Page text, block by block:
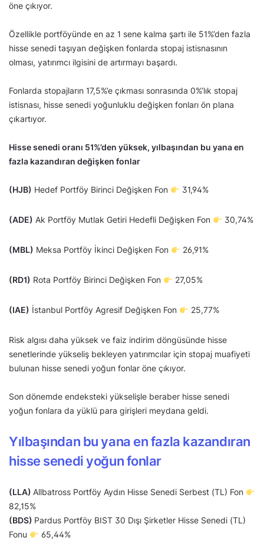
öne çıkıyor.
Özellikle portföyünde en az 1 sene kalma şartı ile 51%’den fazla
hisse senedi taşıyan değişken fonlarda stopaj istisnasının
olması, yatırımcı ilgisini de artırmayı başardı.
Fonlarda stopajların 17,5%’e çıkması sonrasında 0%’lık stopaj
istisnası, hisse senedi yoğunluklu değişken fonları ön plana
çıkartıyor.
Hisse senedi oranı 51%’den yüksek, yılbaşından bu yana en
fazla kazandıran değişken fonlar
(HJB) Hedef Portföy Birinci Değişken Fon 31,94%
(ADE) Ak Portföy Mutlak Getiri Hedefli Değişken Fon 30,74%
(MBL) Meksa Portföy İkinci Değişken Fon 26,91%
(RD1) Rota Portföy Birinci Değişken Fon 27,05%
(IAE) İstanbul Portföy Agresif Değişken Fon 25,77%
Risk algısı daha yüksek ve faiz indirim döngüsünde hisse
senetlerinde yükseliş bekleyen yatırımcılar için stopaj muafiyeti
bulunan hisse senedi yoğun fonlar öne çıkıyor.
Son dönemde endeksteki yükselişle beraber hisse senedi
yoğun fonlara da yüklü para girişleri meydana geldi.
Yılbaşından bu yana en fazla kazandıran
hisse senedi yoğun fonlar
(LLA) Allbatross Portföy Aydın Hisse Senedi Serbest (TL) Fon
82,15%
(BDS) Pardus Portföy BIST 30 Dışı Şirketler Hisse Senedi (TL)
Fonu
65,44%